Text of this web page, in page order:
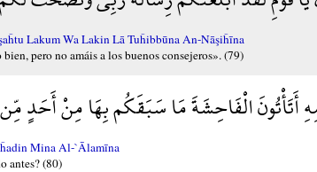
Lakum Wa Lakin Lā Tuĥibbūna An-Nāşiĥīna
pero no amáis a los buenos consejeros». (79)
أَتَأْتُونَ الْفَاحِشَةَ مَا سَبَقَكُم بِهَا مِنْ أَحَدٍ
Mina Al-`Ālamīna
antes? (80)